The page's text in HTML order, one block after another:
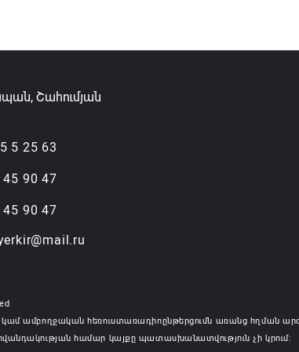
Շահումյան
5 25 63
90 47
90 47
ամբողջական հեռուստառադիոընթերցումն առանց հղման
համար կայքը պատասխանատվություն չի կրում: